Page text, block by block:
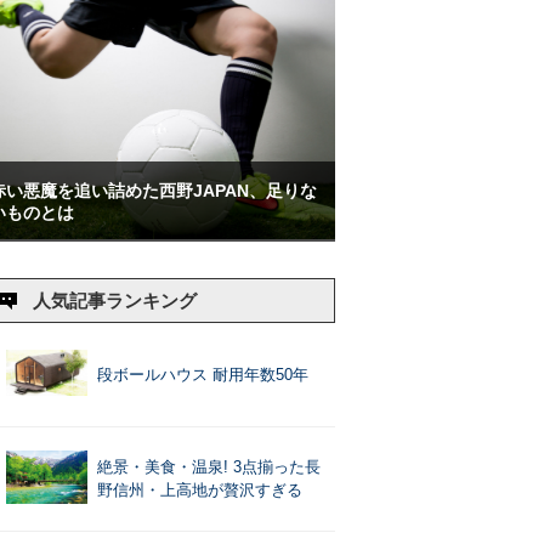
い悪魔を追い詰めた西野JAPAN、足りな
ものとは
人気記事ランキング
段ボールハウス 耐用年数50年
絶景・美食・温泉! 3点揃った長
野信州・上高地が贅沢すぎる